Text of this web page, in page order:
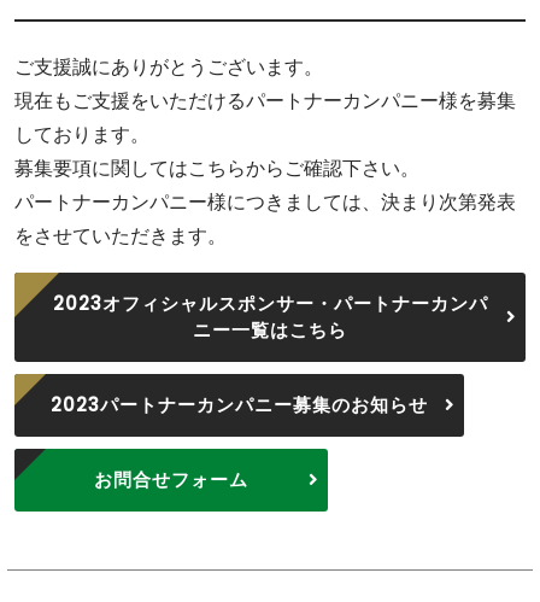
ご支援誠にありがとうございます。
現在もご支援をいただけるパートナーカンパニー様を募集
しております。
募集要項に関してはこちらからご確認下さい。
パートナーカンパニー様につきましては、決まり次第発表
をさせていただきます。
2023オフィシャルスポンサー・パートナーカンパ
ニー一覧はこちら
2023パートナーカンパニー募集のお知らせ
お問合せフォーム